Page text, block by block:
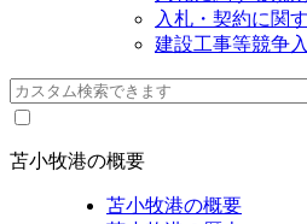
入札・契約に関
建設工事等競争
苫小牧港の概要
苫小牧港の概要